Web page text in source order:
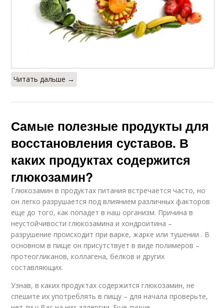
Читать дальше →
Самые полезные продукты для
восстановления суставов. В
каких продуктах содержится
глюкозамин?
Глюкозамин в продуктах питания встречается часто, но
он легко разрушается под влиянием различных факторов
еще до того, как попадет в наш организм. Причина в
неустойчивости глюкозамина и хондроитина –
разрушение происходит при варке, жарке или тушении . В
основном в пище он присутствует в виде полимеров –
протеогликанов, коллагена, белков и других
составляющих.
Узнав, в каких продуктах содержится глюкозамин, не
спешите их употреблять в пищу – для начала проверьте,